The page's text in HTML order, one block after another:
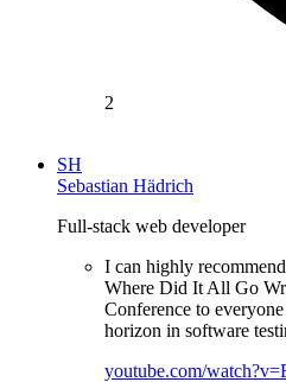
2
SH
Sebastian Hädrich
Full-stack web developer
I can highly
Where Did It All Go
Conference to
horizon in software
youtube.com/